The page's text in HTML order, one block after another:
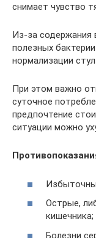
снимает чувство
Из-за содержания
полезных
нормализации
При этом важно
суточное
предпочтение
ситуации можно
Острые,
кишечника;
Болезни